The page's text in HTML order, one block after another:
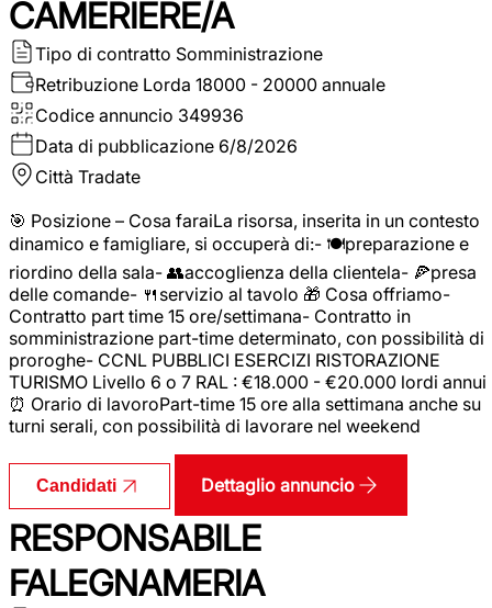
CAMERIERE/A
Tipo di contratto Somministrazione
Retribuzione Lorda 18000 - 20000 annuale
Codice annuncio 349936
Data di pubblicazione 6/8/2026
Città Tradate
🎯 Posizione – Cosa faraiLa risorsa, inserita in un contesto
dinamico e famigliare, si occuperà di:- 🍽️preparazione e
riordino della sala- 👥accoglienza della clientela- 🍕presa
delle comande- 🍴servizio al tavolo 🎁 Cosa offriamo-
Contratto part time 15 ore/settimana- Contratto in
somministrazione part-time determinato, con possibilità di
proroghe- CCNL PUBBLICI ESERCIZI RISTORAZIONE
TURISMO Livello 6 o 7 RAL : €18.000 - €20.000 lordi annui
⏰ Orario di lavoroPart-time 15 ore alla settimana anche su
turni serali, con possibilità di lavorare nel weekend
Candidati Dettaglio annuncio
RESPONSABILE
FALEGNAMERIA